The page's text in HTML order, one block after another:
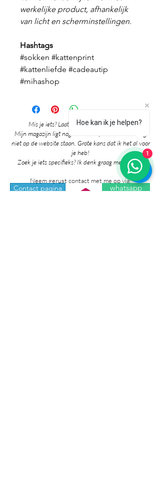
werkelijke product, afhankelijk
van licht en scherminstellingen.
Hashtags
#sokken #kattenprint
#kattenliefde #cadeautip
#mihashop
Mis je iets? Laat het me vooral weten! 🎉
Mijn magazijn ligt nog vol mooie producten die nog
niet op de website staan. Grote kans dat ik het al voor
je heb!
Zoek je iets specifieks? Ik denk graag met je mee!
Neem gerust contact met me op via:
Contact pagina whatsapp
Hoe kan ik je helpen?
1